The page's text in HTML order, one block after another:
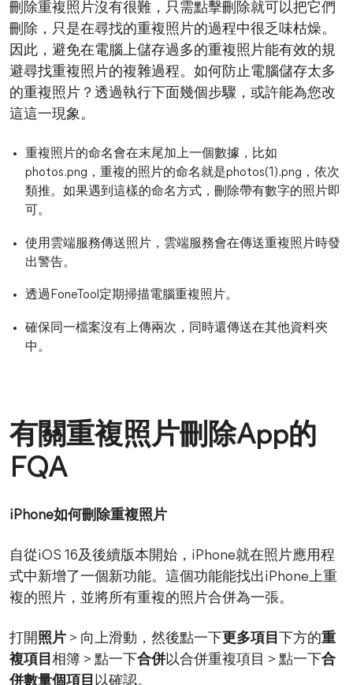
刪除重複照片沒有很難，只需點擊刪除就可以把它們
刪除，只是在尋找的重複照片的過程中很乏味枯燥。
因此，避免在電腦上儲存過多的重複照片能有效的規
避尋找重複照片的複雜過程。如何防止電腦儲存太多
的重複照片？透過執行下面幾個步驟，或許能為您改
這這一現象。
重複照片的命名會在末尾加上一個數據，比如
photos.png，重複的照片的命名就是photos(1).png，依次
類推。如果遇到這樣的命名方式，刪除帶有數字的照片即
可。
使用雲端服務傳送照片，雲端服務會在傳送重複照片時發
出警告。
透過FoneTool定期掃描電腦重複照片。
確保同一檔案沒有上傳兩次，同時還傳送在其他資料夾
中。
有關重複照片刪除App的
FQA
iPhone如何刪除重複照片
自從iOS 16及後續版本開始，iPhone就在照片應用程
式中新增了一個新功能。這個功能能找出iPhone上重
複的照片，並將所有重複的照片合併為一張。
打開照片 > 向上滑動，然後點一下 更多項目 下方的重
複項目 相簿 > 點一下合併以合併重複項目 > 點一下合
併數量個項目 以確認。